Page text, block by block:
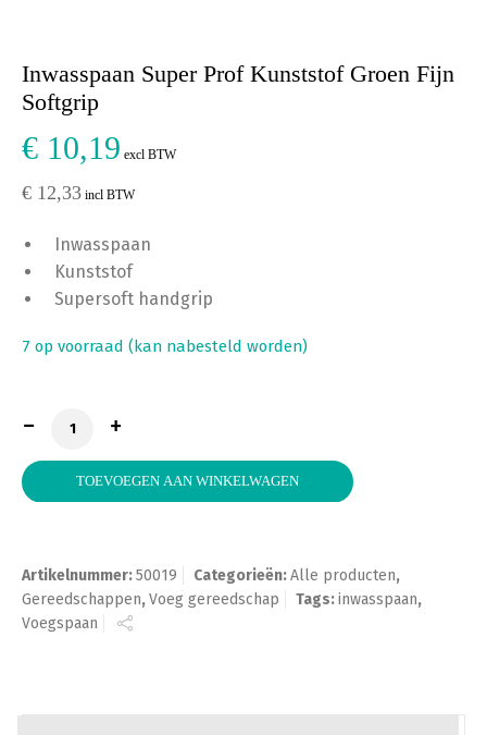
Inwasspaan Super Prof Kunststof Groen Fijn
Softgrip
€ 10,19 excl BTW
€ 12,33 incl BTW
Inwasspaan
Kunststof
Supersoft handgrip
7 op voorraad (kan nabesteld worden)
Inwasspaan Super Prof Kunststof Groen Fijn
TOEVOEGEN AAN WINKELWAGEN
Artikelnummer:50019 Categorieën:Alle producten,
Gereedschappen,Voeg gereedschap Tags:inwasspaan,
Voegspaan